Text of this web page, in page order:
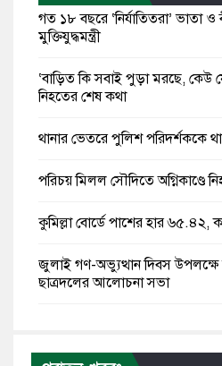
গত ১৮ বছরে ‘নির্যাতিতরা’ ভাতা ও
মুক্তিযুদ্ধমন্ত্রী
‘বাড়িত কি সবাই পুড়া মরছে, কেউ
নিহতের শেষ কথা
থানার ভেতরে পুলিশ পরিদর্শককে
পরিচয় মিলল সৌদিতে অগ্নিকাণ্ডে
কুমিল্লা বোর্ডে পাশের হার
জুলাই গণ-অভ্যুত্থান দিবস উপলক্ষে
ছাত্রদলের আলোচনা সভা